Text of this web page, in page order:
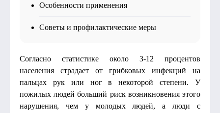
Особенности применения
Советы и профилактические меры
Согласно статистике около 3-12 процентов
населения страдает от грибковых инфекций на
пальцах рук или ног в некоторой степени. У
пожилых людей больший риск возникновения этого
нарушения, чем у молодых людей, а люди с